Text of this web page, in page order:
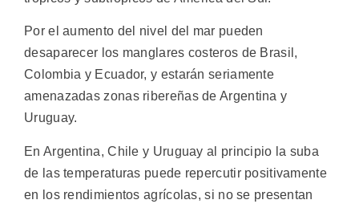
Por el aumento del nivel del mar pueden
desaparecer los manglares costeros de Brasil,
Colombia y Ecuador, y estarán seriamente
amenazadas zonas ribereñas de Argentina y
Uruguay.
En Argentina, Chile y Uruguay al principio la suba
de las temperaturas puede repercutir positivamente
en los rendimientos agrícolas, si no se presentan